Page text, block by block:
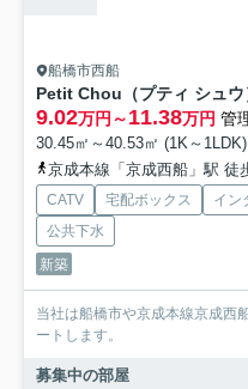
船橋市西船
Petit Chou（プティ シュウ
9.02万円～11.38万円 管
30.45㎡～40.53㎡ (1K～
京成本線「京成西船」駅 徒
CATV 宅配ボックス イン
公共下水
新築
当社は船橋市や京成本線京成西
ートします。
募集中の部屋